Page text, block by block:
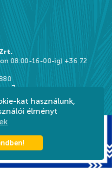
kat használunk,
élményt
08:00-16-00-ig) +36 72
u. 7.
2444